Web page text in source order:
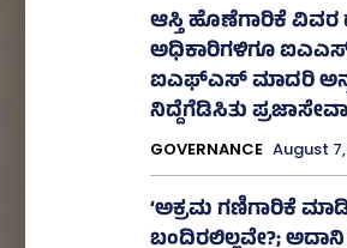
ಆಸ್ತಿ ಹೊಣೆಗಾರಿಕೆ
ಅಧಿಕಾರಿಗಳಿಗೂ
ಐಎಫ್‌ಎಸ್‌ ಮಾದರಿ
ನಿದ್ದೆಗೆಡಿಸಿತು
GOVERNANCE August
‘ಅಕ್ರಮ ಗಣಿಗಾರಿಕೆ
ಬಂದಿರಲಿಲ್ಲವೇ?;